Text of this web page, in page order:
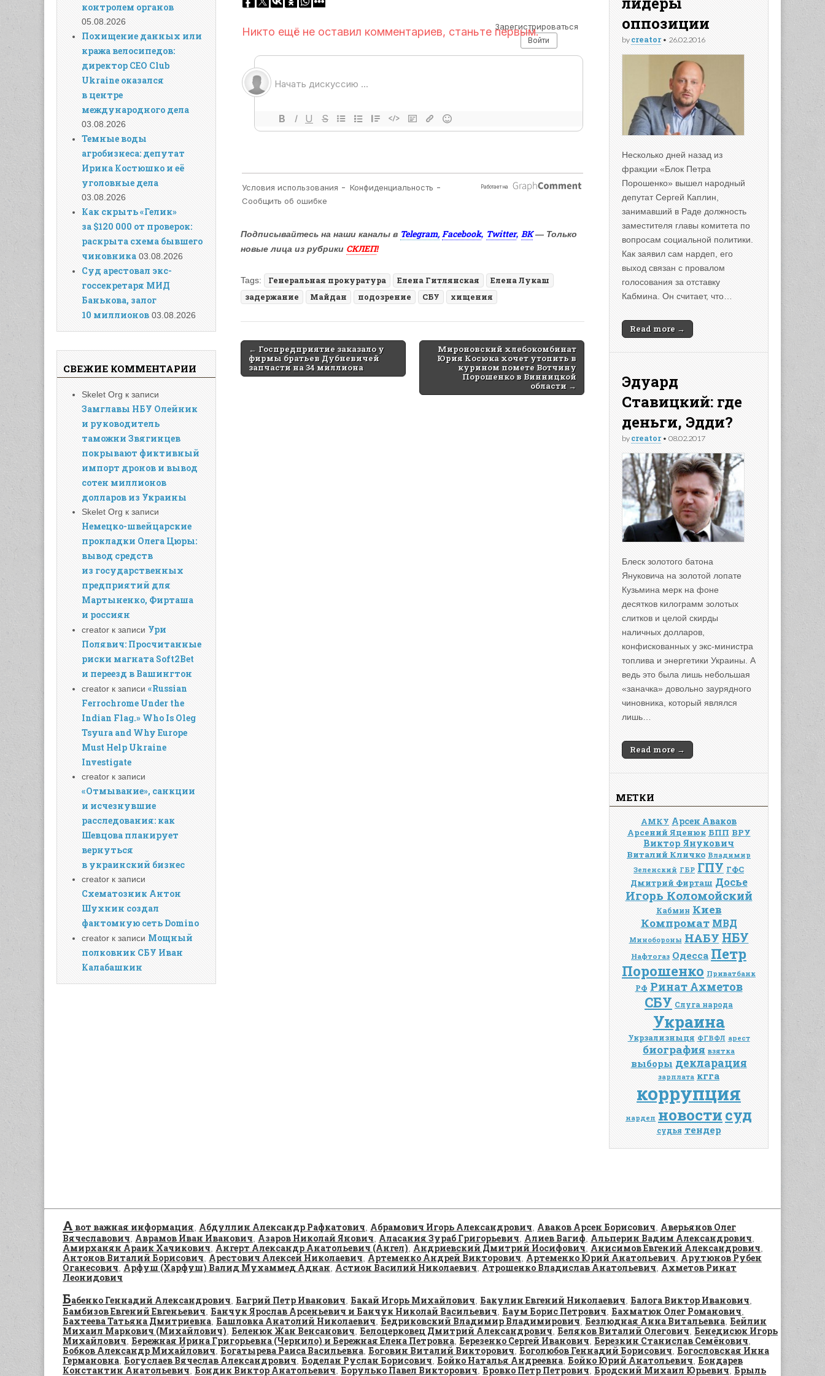
Подписывайтесь на наши каналы в Telegram, Facebook, Twitter, ВК — Только
новые лица из рубрики СКЛЕП!
Tags: Генеральная прокуратура Елена Гитлянская
Елена Лукаш
задержание
Майдан подозрение СБУ хищения
Post
navigation
← Госпредприятие заказало у
фирмы братьев Дубневичей
запчасти на 34 миллиона
Мироновский хлебокомбинат
Юрия Косюка хочет утопить в
курином помете Вотчину
Порошенко в Винницкой
области →
контролем органов
05.08.2026
Похищение данных или
кража велосипедов:
директор CEO Club
Ukraine оказался
в центре
международного дела
03.08.2026
Темные воды
агробизнеса: депутат
Ирина Костюшко и её
уголовные дела
03.08.2026
Как скрыть «Гелик»
за $120 000 от проверок:
раскрыта схема бывшего
чиновника 03.08.2026
Суд арестовал экс-
госсекретаря МИД
Банькова, залог
10 миллионов 03.08.2026
СВЕЖИЕ КОММЕНТАРИИ
Skelet Org к записи
Замглавы НБУ Олейник
и руководитель
таможни Звягинцев
покрывают фиктивный
импорт дронов и вывод
сотен миллионов
долларов из Украины
Skelet Org к записи
Немецко-швейцарские
прокладки Олега Цюры:
вывод средств
из государственных
предприятий для
Мартыненко, Фирташа
и россиян
creator к записи Ури
Полявич: Просчитанные
риски магната Soft2Bet
и переезд в Вашингтон
creator к записи «Russian
Ferrochrome Under the
Indian Flag.» Who Is Oleg
Tsyura and Why Europe
Must Help Ukraine
Investigate
creator к записи
«Отмывание», санкции
и исчезнувшие
расследования: как
Шевцова планирует
вернуться
в украинский бизнес
creator к записи
Схематозник Антон
Шухнин создал
фантомную сеть Domino
creator к записи Мощный
полковник СБУ Иван
Калабашкин
оппозиции
by creator• 26.02.2016
Несколько дней назад из
фракции «Блок Петра
Порошенко» вышел народный
депутат Сергей Каплин,
занимавший в Раде должность
заместителя главы комитета по
вопросам социальной политики.
Как заявил сам нардеп, его
выход связан с провалом
голосования за отставку
Кабмина. Он считает, что…
Read more →
Эдуард
Ставицкий: где
деньги, Эдди?
by creator• 08.02.2017
Блеск золотого батона
Януковича на золотой лопате
Кузьмина мерк на фоне
десятков килограмм золотых
слитков и целой скирды
наличных долларов,
конфискованных у экс-министра
топлива и энергетики Украины. А
ведь это была лишь небольшая
«заначка» довольно заурядного
чиновника, который являлся
лишь…
Read more →
МЕТКИ
АМКУ Арсен Аваков
Арсений Яценюк БПП ВРУ
Виктор Янукович
Виталий Кличко Владимир
Зеленский ГБР ГПУ ГФС
Дмитрий Фирташ Досье
Игорь Коломойский
Кабмин Киев
Компромат МВД
Минобороны НАБУ НБУ
Нафтогаз Одесса Петр
Порошенко Приватбанк
РФ Ринат Ахметов
СБУ Слуга народа
Украина
Укрзализныця ФГВФЛ арест
биография взятка
выборы декларация
зарплата кгга
коррупция
нардеп новостисуд
судья тендер
А вот важная информация, Абдуллин Александр Рафкатович, Абрамович Игорь Александрович, Аваков Арсен Борисович, Аверьянов Олег
Вячеславович, Аврамов Иван Иванович, Азаров Николай Янович, Аласания Зураб Григорьевич, Алиев Вагиф, Альперин Вадим Александрович,
Амирханян Араик Хачикович, Ангерт Александр Анатольевич (Ангел), Андриевский Дмитрий Иосифович, Анисимов Евгений Александрович,
Антонов Виталий Борисович, Арестович Алексей Николаевич, Артеменко Андрей Викторович, Артеменко Юрий Анатольевич, Арутюнов Рубен
Оганесович, Арфуш (Харфуш) Валид Мухаммед Аднан, Астион Василий Николаевич, Атрошенко Владислав Анатольевич, Ахметов Ринат
Леонидович
Бабенко Геннадий Александрович, Багрий Петр Иванович, Бакай Игорь Михайлович, Бакулин Евгений Николаевич, Балога Виктор Иванович,
Бамбизов Евгений Евгеньевич, Банчук Ярослав Арсеньевич и Банчук Николай Васильевич, Баум Борис Петрович, Бахматюк Олег Романович,
Бахтеева Татьяна Дмитриевна, Башловка Анатолий Николаевич, Бедриковский Владимир Владимирович, Безлюдная Анна Витальевна, Бейлин
Михаил Маркович (Михайлович), Беленюк Жан Венсанович, Белоцерковец Дмитрий Александрович, Беляков Виталий Олегович, Бенедисюк Игорь
Михайлович, Бережная Ирина Григорьевна (Чернило) и Бережная Елена Петровна, Березенко Сергей Иванович, Березкин Станислав Семёнович,
Бобков Александр Михайлович, Богатырева Раиса Васильевна, Боговин Виталий Викторович, Боголюбов Геннадий Борисович, Богословская Инна
Германовна, Богуслаев Вячеслав Александрович, Боделан Руслан Борисович, Бойко Наталья Андреевна, Бойко Юрий Анатольевич, Бондарев
Константин Анатольевич, Бондик Виктор Анатольевич, Борулько Павел Викторович, Бровко Петр Петрович, Бродский Михаил Юрьевич, Брыль